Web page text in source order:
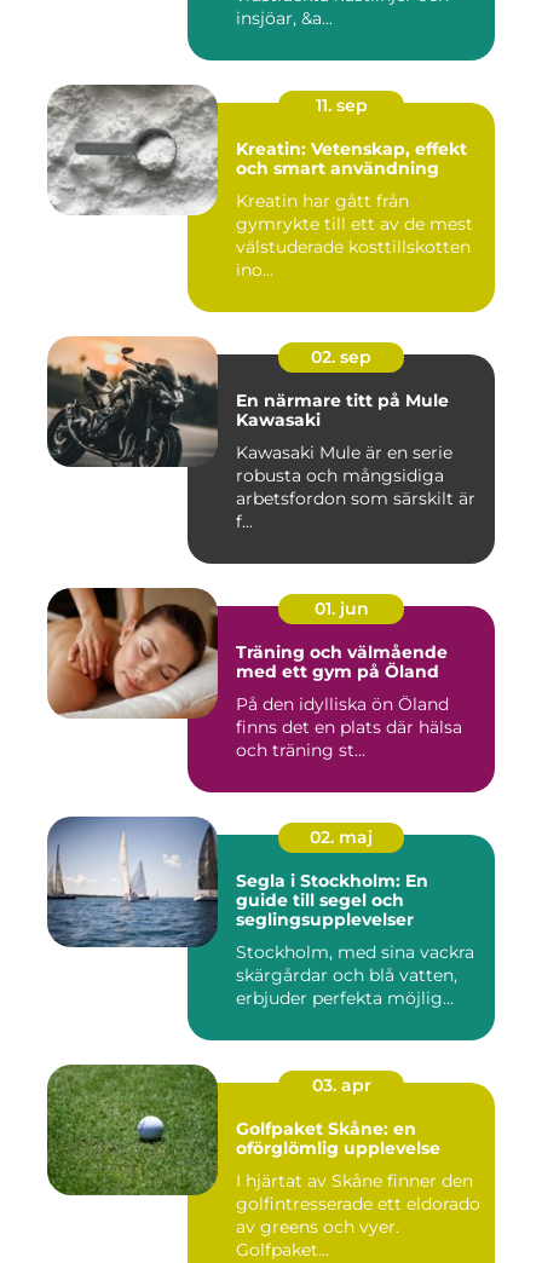
insjöar, &a...
11. sep
Kreatin: Vetenskap, effekt
och smart användning
Kreatin har gått från
gymrykte till ett av de mest
välstuderade kosttillskotten
ino...
02. sep
En närmare titt på Mule
Kawasaki
Kawasaki Mule är en serie
robusta och mångsidiga
arbetsfordon som särskilt är
f...
01. jun
Träning och välmående
med ett gym på Öland
På den idylliska ön Öland
finns det en plats där hälsa
och träning st...
02. maj
Segla i Stockholm: En
guide till segel och
seglingsupplevelser
Stockholm, med sina vackra
skärgårdar och blå vatten,
erbjuder perfekta möjlig...
03. apr
Golfpaket Skåne: en
oförglömlig upplevelse
I hjärtat av Skåne finner den
golfintresserade ett eldorado
av greens och vyer.
Golfpaket...